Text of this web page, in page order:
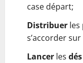
case départ;
Distribuer les
s’accorder
Lancer les dés